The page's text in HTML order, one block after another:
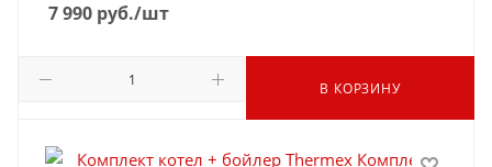
7 990 руб./шт
В КОРЗИНУ